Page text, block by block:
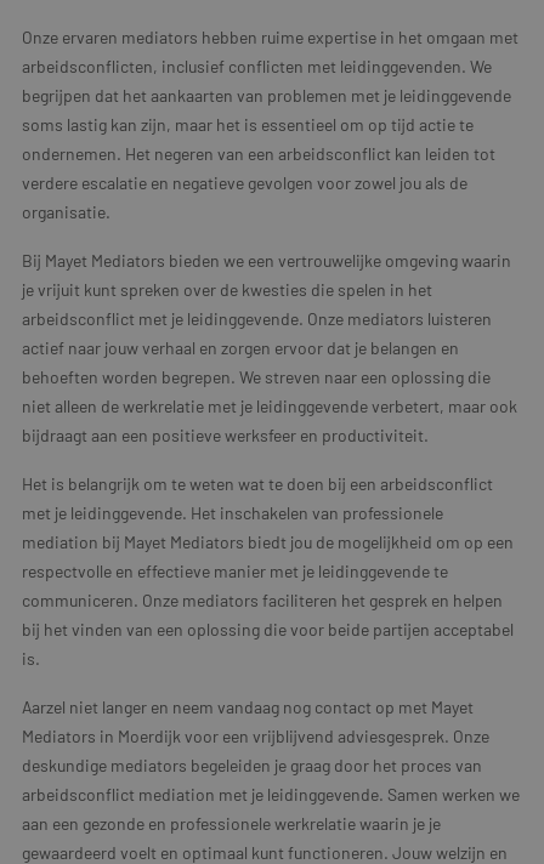
Onze ervaren mediators hebben ruime expertise in het omgaan met
arbeidsconflicten, inclusief conflicten met leidinggevenden. We
begrijpen dat het aankaarten van problemen met je leidinggevende
soms lastig kan zijn, maar het is essentieel om op tijd actie te
ondernemen. Het negeren van een arbeidsconflict kan leiden tot
verdere escalatie en negatieve gevolgen voor zowel jou als de
organisatie.
Bij Mayet Mediators bieden we een vertrouwelijke omgeving waarin
je vrijuit kunt spreken over de kwesties die spelen in het
arbeidsconflict met je leidinggevende. Onze mediators luisteren
actief naar jouw verhaal en zorgen ervoor dat je belangen en
behoeften worden begrepen. We streven naar een oplossing die
niet alleen de werkrelatie met je leidinggevende verbetert, maar ook
bijdraagt aan een positieve werksfeer en productiviteit.
Het is belangrijk om te weten wat te doen bij een arbeidsconflict
met je leidinggevende. Het inschakelen van professionele
mediation bij Mayet Mediators biedt jou de mogelijkheid om op een
respectvolle en effectieve manier met je leidinggevende te
communiceren. Onze mediators faciliteren het gesprek en helpen
bij het vinden van een oplossing die voor beide partijen acceptabel
is.
Aarzel niet langer en neem vandaag nog contact op met Mayet
Mediators in Moerdijk voor een vrijblijvend adviesgesprek. Onze
deskundige mediators begeleiden je graag door het proces van
arbeidsconflict mediation met je leidinggevende. Samen werken we
aan een gezonde en professionele werkrelatie waarin je je
gewaardeerd voelt en optimaal kunt functioneren. Jouw welzijn en